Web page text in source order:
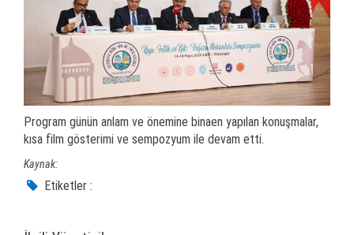
Program günün anlam ve önemine binaen yapılan konuşmalar,
kısa film gösterimi ve sempozyum ile devam etti.
Kaynak:
Etiketler :